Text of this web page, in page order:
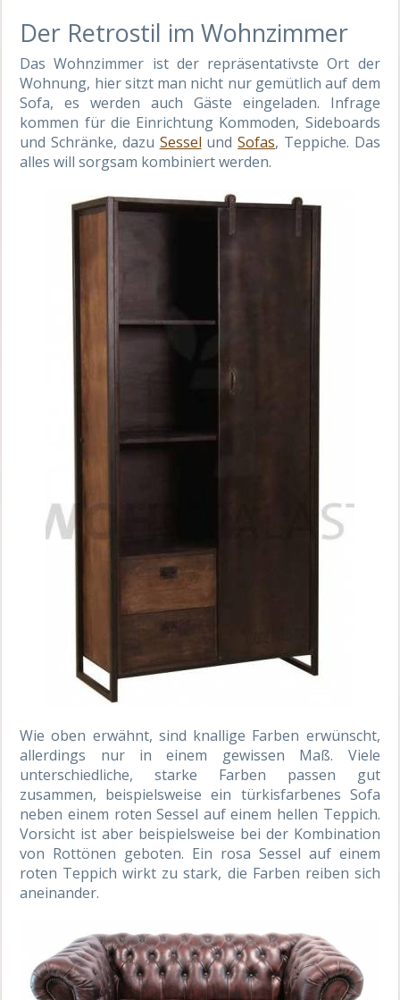
Der Retrostil im Wohnzimmer
Das Wohnzimmer ist der repräsentativste Ort der
Wohnung, hier sitzt man nicht nur gemütlich auf dem
Sofa, es werden auch Gäste eingeladen. Infrage
kommen für die Einrichtung Kommoden, Sideboards
und Schränke, dazu Sessel undSofas, Teppiche. Das
alles will sorgsam kombiniert werden.
Wie oben erwähnt, sind knallige Farben erwünscht,
allerdings nur in einem gewissen Maß. Viele
unterschiedliche, starke Farben passen gut
zusammen, beispielsweise ein türkisfarbenes Sofa
neben einem roten Sessel auf einem hellen Teppich.
Vorsicht ist aber beispielsweise bei der Kombination
von Rottönen geboten. Ein rosa Sessel auf einem
roten Teppich wirkt zu stark, die Farben reiben sich
aneinander.